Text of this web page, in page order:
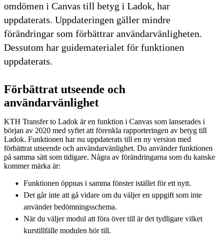
omdömen i Canvas till betyg i Ladok, har
uppdaterats. Uppdateringen gäller mindre
förändringar som förbättrar användarvänligheten.
Dessutom har guidematerialet för funktionen
uppdaterats.
Förbättrat utseende och
användarvänlighet
KTH Transfer to Ladok är en funktion i Canvas som lanserades i
början av 2020 med syftet att förenkla rapporteringen av betyg till
Ladok. Funktionen har nu uppdaterats till en ny version med
förbättrat utseende och användarvänlighet. Du använder funktionen
på samma sätt som tidigare. Några av förändringarna som du kanske
kommer märka är:
Funktionen öppnas i samma fönster istället för ett nytt.
Det går inte att gå vidare om du väljer en uppgift som inte
använder bedömningsschema.
När du väljer modul att föra över till är det tydligare vilket
kurstillfälle modulen hör till.